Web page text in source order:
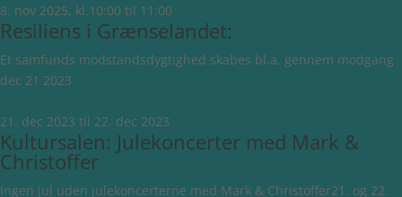
8. nov 2025, kl.10:00 til 11:00
Resiliens i Grænselandet:
Et samfunds modstandsdygtighed skabes bl.a. gennem modgang
dec 21 2023
21. dec 2023 til 22. dec 2023
Kultursalen: Julekoncerter med Mark &
Christoffer
Ingen jul uden julekoncerterne med Mark & Christoffer21. og 22.